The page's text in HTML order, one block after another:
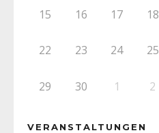
15 16 17 18
22 23 24 25
29 30 1 2
VERANSTALTUNGEN